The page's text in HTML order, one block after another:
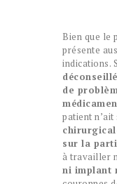
Bien que le
présente
indications.
de
patient n’ait
sur la
à travailler
ni implant